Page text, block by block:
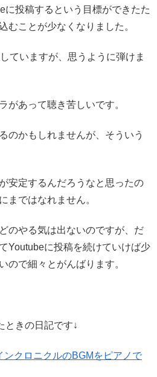
に投稿するという目標ができたた
むことが少なくなりました。
ていますが、思うように弾けま
があって聴き苦しいです。
のかもしれませんが、そういう
安定するんだろうなと思ったの
まではなれません。
のやる気は出ないのですが、だ
Youtubeに投稿を続けていけば少
ので細々とがんばります。
ときの日記です↓
クロニクルのBGMをピアノで